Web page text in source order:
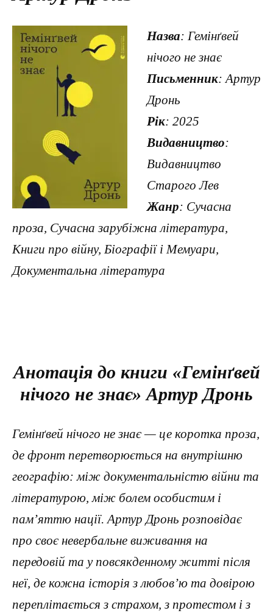
Назва: Гемінґвей
нічого не знає
Письменник: Артур
Дронь
Рік: 2025
Видавництво:
Видавництво
Старого Лев
Жанр: Сучасна
проза, Сучасна зарубіжна література,
Книги про війну, Біографії і Мемуари,
Документальна література
Анотація до книги «Гемінґвей
нічого не знає» Артур Дронь
Гемінґвей нічого не знає — це коротка проза,
де фронт перетворюється на внутрішню
географію: між документальністю війни та
літературою, між болем особистим і
пам’яттю нації. Артур Дронь розповідає
про своє невербальне виживання на
передовій та у повсякденному житті після
неї, де кожна історія з любов’ю та довірою
переплітається з страхом, з протестом і з